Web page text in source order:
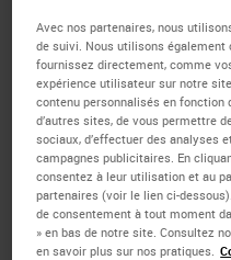
How it works
You will be asked to
yourself as well as non-
idea/invention. Your
dedicated Innovation
contact you if we are
Avec nos partenaires, nous
de suivi. Nous utilisons également
fournissez directement, comme
expérience utilisateur sur notre
contenu personnalisés en
d’autres sites, de vous permettre
sociaux, d’effectuer des analyses
campagnes publicitaires. En
consentez à leur utilisation et au
partenaires (voir le lien ci-
de consentement à tout moment
» en bas de notre site. Consultez
en savoir plus sur nos pratiques.